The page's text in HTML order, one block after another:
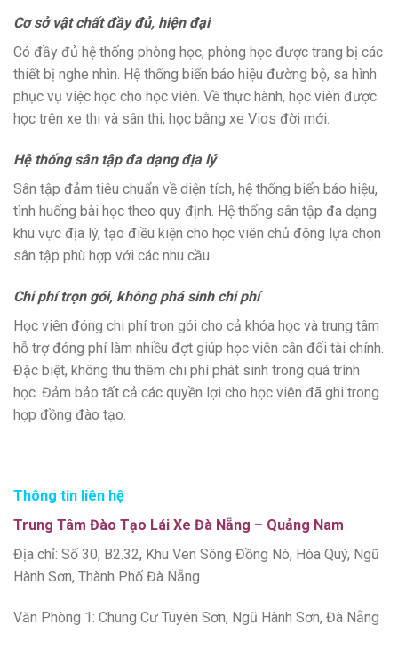
Cơ sở vật chất đầy đủ, hiện đại
Có đầy đủ hệ thống phòng học, phòng học được trang bị các
thiết bị nghe nhìn. Hệ thống biển báo hiệu đường bộ, sa hình
phục vụ việc học cho học viên. Về thực hành, học viên được
học trên xe thi và sân thi, học bằng xe Vios đời mới.
Hệ thống sân tập đa dạng địa lý
Sân tập đảm tiêu chuẩn về diện tích, hệ thống biển báo hiệu,
tình huống bài học theo quy định. Hệ thống sân tập đa dạng
khu vực địa lý, tạo điều kiện cho học viên chủ động lựa chọn
sân tập phù hợp với các nhu cầu.
Chi phí trọn gói, không phá sinh chi phí
Học viên đóng chi phí trọn gói cho cả khóa học và trung tâm
hỗ trợ đóng phí làm nhiều đợt giúp học viên cân đối tài chính.
Đặc biệt, không thu thêm chi phí phát sinh trong quá trình
học. Đảm bảo tất cả các quyền lợi cho học viên đã ghi trong
hợp đồng đào tạo.
Thông tin liên hệ
Trung Tâm Đào Tạo Lái Xe Đà Nẵng – Quảng Nam
Địa chỉ: Số 30, B2.32, Khu Ven Sông Đồng Nò, Hòa Quý, Ngũ
Hành Sơn, Thành Phố Đà Nẵng
Văn Phòng 1: Chung Cư Tuyên Sơn, Ngũ Hành Sơn, Đà Nẵng